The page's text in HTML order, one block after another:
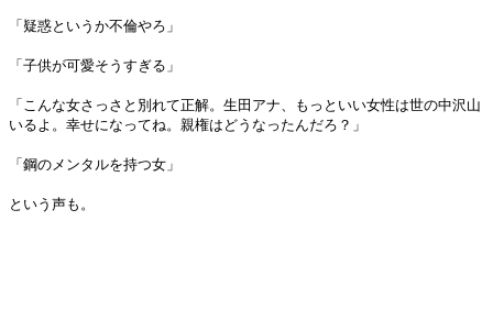
「疑惑というか不倫やろ」
「子供が可愛そうすぎる」
「こんな女さっさと別れて正解。生田アナ、もっといい女性は世の中沢山
いるよ。幸せになってね。親権はどうなったんだろ？」
「鋼のメンタルを持つ女」
という声も。